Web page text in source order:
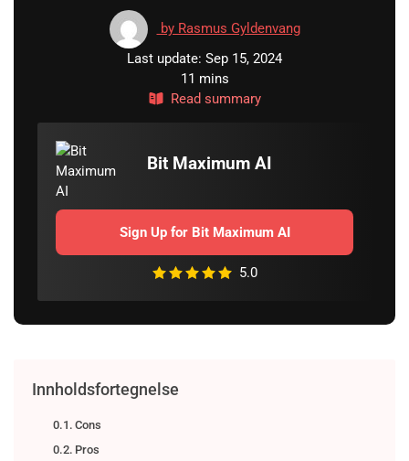
by Rasmus Gyldenvang
Last update: Sep 15, 2024
11 mins
Read summary
Bit Maximum AI
Sign Up for Bit Maximum AI
5.0
Innholdsfortegnelse
Cons
Pros